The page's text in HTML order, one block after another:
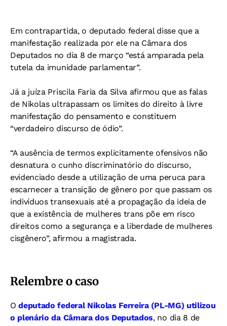
Em contrapartida, o deputado federal disse que a
manifestação realizada por ele na Câmara dos
Deputados no dia 8 de março “está amparada pela
tutela da imunidade parlamentar”.
Já a juíza Priscila Faria da Silva afirmou que as falas
de Nikolas ultrapassam os limites do direito à livre
manifestação do pensamento e constituem
“verdadeiro discurso de ódio”.
“A ausência de termos explicitamente ofensivos não
desnatura o cunho discriminatório do discurso,
evidenciado desde a utilização de uma peruca para
escarnecer a transição de gênero por que passam os
indivíduos transexuais até a propagação da ideia de
que a existência de mulheres trans põe em risco
direitos como a segurança e a liberdade de mulheres
cisgênero”, afirmou a magistrada.
Relembre o caso
Odeputado federal Nikolas Ferreira (PL-MG) utilizou
o plenário da Câmara dos Deputados, no dia 8 de